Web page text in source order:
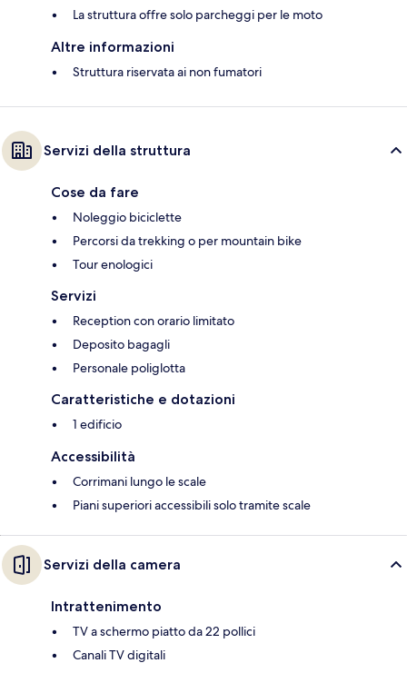
La struttura offre solo parcheggi per le moto
Altre informazioni
Struttura riservata ai non fumatori
Servizi della struttura
Cose da fare
Noleggio biciclette
Percorsi da trekking o per mountain bike
Tour enologici
Servizi
Reception con orario limitato
Deposito bagagli
Personale poliglotta
Caratteristiche e dotazioni
1 edificio
Accessibilità
Corrimani lungo le scale
Piani superiori accessibili solo tramite scale
Servizi della camera
Intrattenimento
TV a schermo piatto da 22 pollici
Canali TV digitali